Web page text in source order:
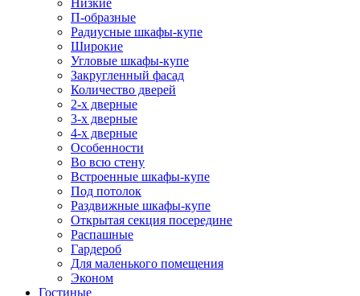
Низкие
П-образные
Радиусные шкафы-купе
Широкие
Угловые шкафы-купе
Закругленный фасад
Количество дверей
2-х дверные
3-х дверные
4-х дверные
Особенности
Во всю стену
Встроенные шкафы-купе
Под потолок
Раздвижные шкафы-купе
Открытая секция посередине
Распашные
Гардероб
Для маленького помещения
Эконом
Гостиные